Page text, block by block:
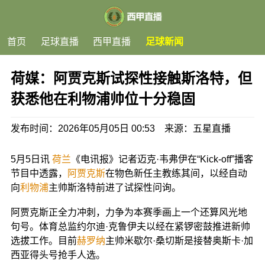
首页 足球直播 西甲直播 足球新闻
荷媒：阿贾克斯试探性接触斯洛特，但
获悉他在利物浦帅位十分稳固
发布时间：2026年05月05日 00:53 来源：五星直播
5月5日讯 荷兰 《电讯报》记者迈克·韦弗伊在“Kick-off”播客
节目中透露，
阿贾克斯在物色新任主教练其间，以经自动
向利物浦主帅斯洛特前进了试探性问询。
阿贾克斯正全力冲刺，力争为本赛季画上一个还算风光地
句号。体育总监约尔迪·克鲁伊夫以经在紧锣密鼓推进新帅
选拔工作。目前赫罗纳主帅米歇尔·桑切斯是接替奥斯卡·加
西亚得头号抢手人选。